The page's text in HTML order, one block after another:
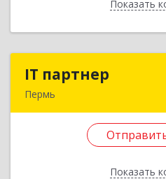
Показать
IT партнер
Пермь
Показать